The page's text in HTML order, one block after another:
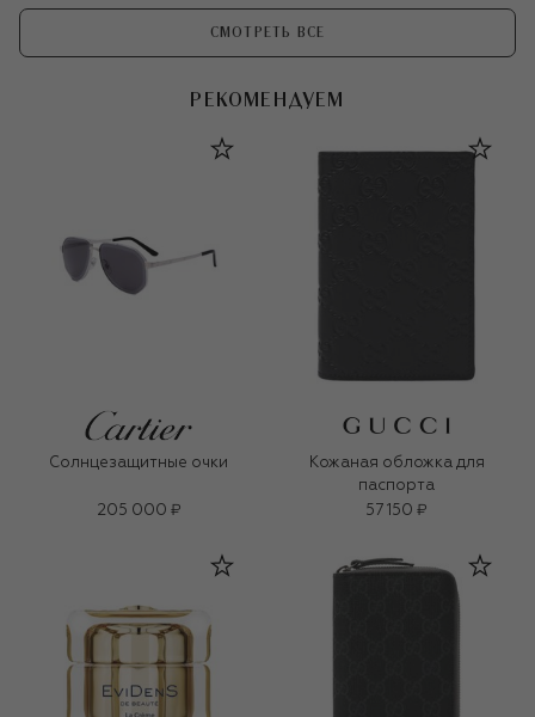
СМОТРЕТЬ ВСЕ
РЕКОМЕНДУЕМ
Солнцезащитные очки
205 000 ₽
Кожаная обложка для
паспорта
57 150 ₽